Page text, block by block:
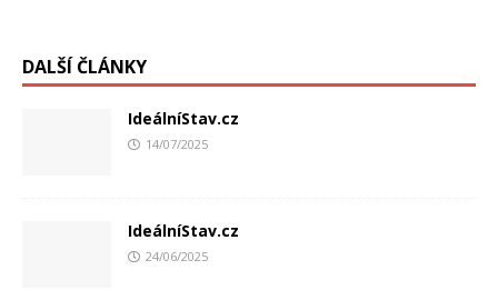
DALŠÍ ČLÁNKY
IdeálníStav.cz
14/07/2025
IdeálníStav.cz
24/06/2025